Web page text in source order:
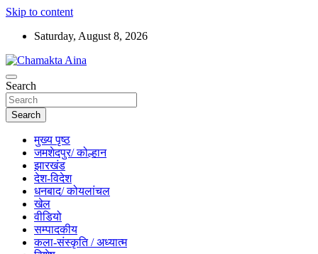
Skip to content
Saturday, August 8, 2026
Chamakta Aina
Hindi News Paper – Jharkhand
Search
Search
मुख्य पृष्ठ
जमशेदपुर/ कोल्हान
झारखंड
देश-विदेश
धनबाद/ कोयलांचल
खेल
वीडियो
सम्पादकीय
कला-संस्कृति / अध्यात्म